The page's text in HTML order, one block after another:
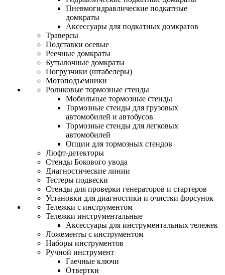
Пневмогидравлические подкатные
домкраты
Аксессуары для подкатных домкратов
Траверсы
Подставки осевые
Реечные домкраты
Бутылочные домкраты
Погрузчики (штабелеры)
Мотоподъемники
Роликовые тормозные стенды
Мобильные тормозные стенды
Тормозные стенды для грузовых
автомобилей и автобусов
Тормозные стенды для легковых
автомобилей
Опции для тормозных стендов
Люфт-детекторы
Стенды Бокового увода
Диагностические линии
Тестеры подвески
Стенды для проверки генераторов и стартеров
Установки для диагностики и очистки форсунок
Тележки с инструментом
Тележки инструментальные
Аксессуары для инструментальных тележек
Ложементы с инструментом
Наборы инструментов
Ручной инструмент
Гаечные ключи
Отвертки